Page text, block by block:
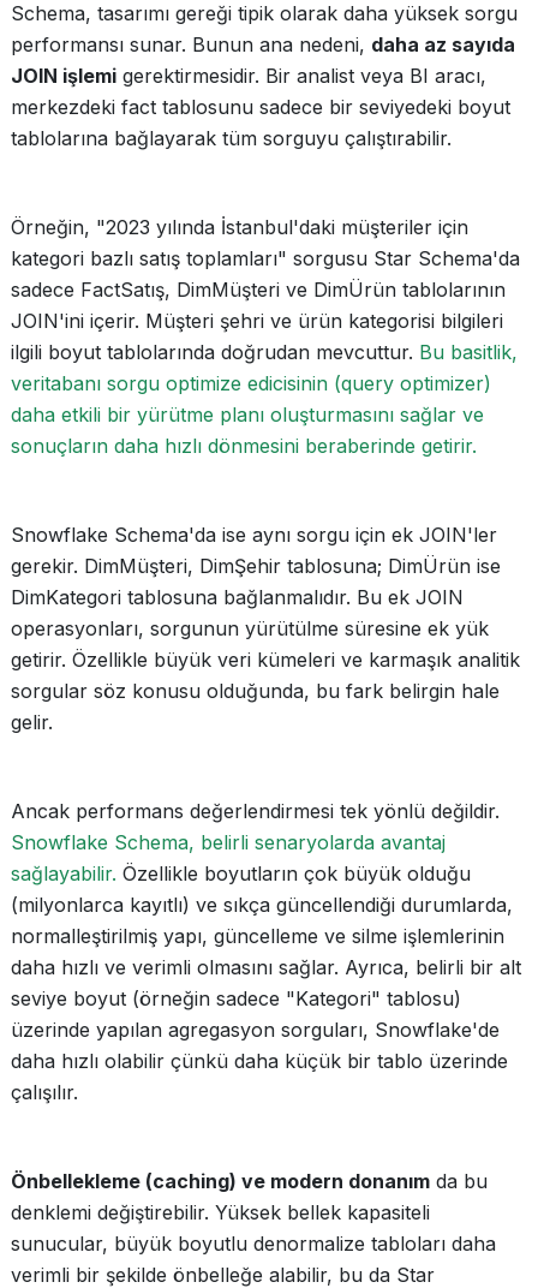
Schema, tasarımı gereği tipik olarak daha yüksek sorgu
performansı sunar. Bunun ana nedeni, daha az sayıda
JOIN işlemi gerektirmesidir. Bir analist veya BI aracı,
merkezdeki fact tablosunu sadece bir seviyedeki boyut
tablolarına bağlayarak tüm sorguyu çalıştırabilir.
Örneğin, "2023 yılında İstanbul'daki müşteriler için
kategori bazlı satış toplamları" sorgusu Star Schema'da
sadece FactSatış, DimMüşteri ve DimÜrün tablolarının
JOIN'ini içerir. Müşteri şehri ve ürün kategorisi bilgileri
ilgili boyut tablolarında doğrudan mevcuttur. Bu basitlik,
veritabanı sorgu optimize edicisinin (query optimizer)
daha etkili bir yürütme planı oluşturmasını sağlar ve
sonuçların daha hızlı dönmesini beraberinde getirir.
Snowflake Schema'da ise aynı sorgu için ek JOIN'ler
gerekir. DimMüşteri, DimŞehir tablosuna; DimÜrün ise
DimKategori tablosuna bağlanmalıdır. Bu ek JOIN
operasyonları, sorgunun yürütülme süresine ek yük
getirir. Özellikle büyük veri kümeleri ve karmaşık analitik
sorgular söz konusu olduğunda, bu fark belirgin hale
gelir.
Ancak performans değerlendirmesi tek yönlü değildir.
Snowflake Schema, belirli senaryolarda avantaj
sağlayabilir. Özellikle boyutların çok büyük olduğu
(milyonlarca kayıtlı) ve sıkça güncellendiği durumlarda,
normalleştirilmiş yapı, güncelleme ve silme işlemlerinin
daha hızlı ve verimli olmasını sağlar. Ayrıca, belirli bir alt
seviye boyut (örneğin sadece "Kategori" tablosu)
üzerinde yapılan agregasyon sorguları, Snowflake'de
daha hızlı olabilir çünkü daha küçük bir tablo üzerinde
çalışılır.
Önbellekleme (caching) ve modern donanım da bu
denklemi değiştirebilir. Yüksek bellek kapasiteli
sunucular, büyük boyutlu denormalize tabloları daha
verimli bir şekilde önbelleğe alabilir, bu da Star